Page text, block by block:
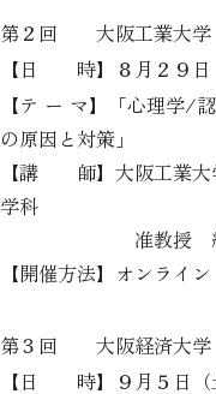
第２回 大阪工業大学
【日 時】８月２９日
【テ ー マ】「心理学/
の原因と対策」
【講 師】大阪工業大
学科
准教授 紀ノ
【開催方法】オンライ
第３回 大阪経済大学
【日 時】９月５日（